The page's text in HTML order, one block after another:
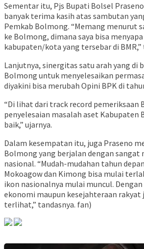
Sementar itu, Pjs Bupati Bolsel
banyak terima kasih atas sambutan
Pemkab Bolmong. “Memang menurut
ke Bolmong, dimana saya bisa
kabupaten/kota yang tersebar di BMR,”
Lanjutnya, sinergitas satu arah yang di
Bolmong untuk menyelesaikan
diyakini bisa merubah Opini BPK di
“Di lihat dari track record pemeriksaan
penyelesaian masalah aset Kabupaten
baik,” ujarnya.
Dalam kesempatan itu, juga Praseno
Bolmong yang berjalan dengan sangat
nasional. “Mudah-mudahan tahun
Mokoagow dan Kimong bisa mulai
ikon nasionalnya mulai muncul.
ekonomi maupun kesejahteraan rakyat
terlihat,” tandasnya. fan)